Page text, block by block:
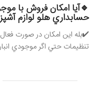
🔹آيا امکان فروش با
حسابداري هلو لوازم
✔️بله اين امکان در صورت
تنظيمات حتي اگر موجودي